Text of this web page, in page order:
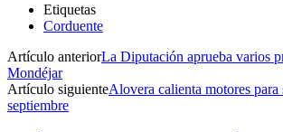
Etiquetas
Corduente
Artículo anteriorLa Diputación aprueba varios
Mondéjar
Artículo siguienteAlovera calienta motores para
septiembre